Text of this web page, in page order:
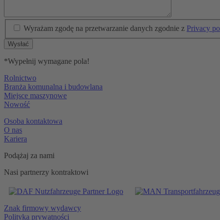
Wyrażam zgodę na przetwarzanie danych zgodnie z Privacy
Wysłać
*Wypełnij wymagane pola!
Rolnictwo
Branża komunalna i budowlana
Miejsce maszynowe
Nowość
Osoba kontaktowa
O nas
Kariera
Podążaj za nami
Nasi partnerzy kontraktowi
Znak firmowy wydawcy
Polityka prywatności